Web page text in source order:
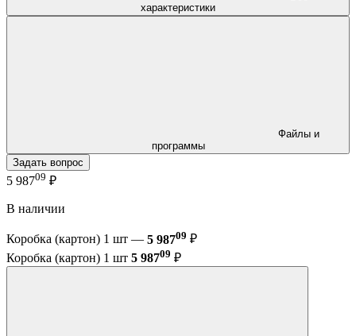
характеристики
программы
Задать вопрос
5 98709 ₽
В наличии
Коробка (картон) 1 шт — 5 98709 ₽
Коробка (картон) 1 шт 5 98709 ₽